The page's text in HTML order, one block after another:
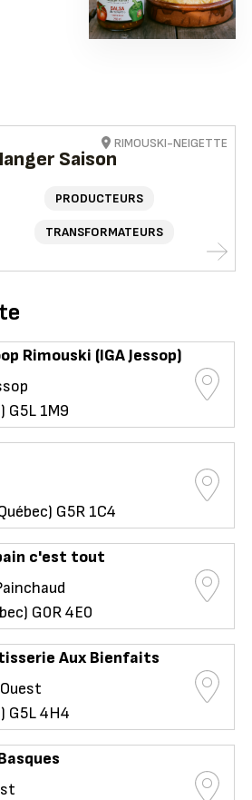
Saison
PRODUCTEURS
TRANSFORMATEURS
RIMOUSKI-NEIGETTE
Rimouski (IGA Jessop)
G5L 1M9
G5R 1C4
c'est tout
G0R 4E0
Aux Bienfaits
G5L 4H4